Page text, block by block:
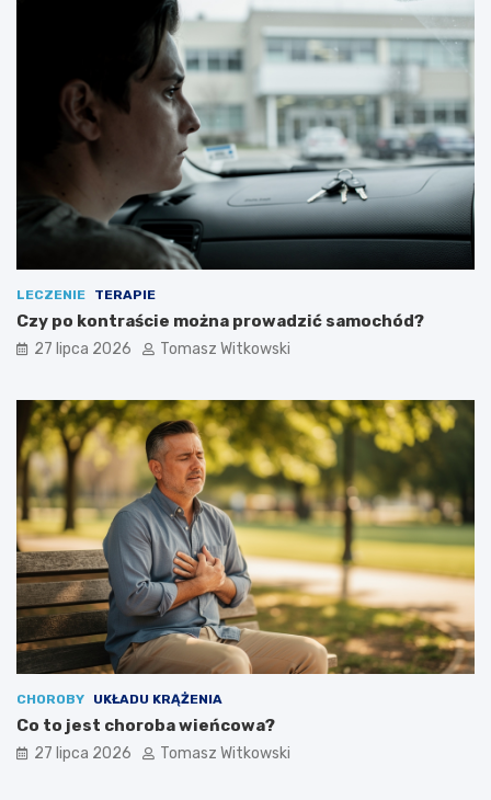
LECZENIE TERAPIE
Czy po kontraście można prowadzić samochód?
27 lipca 2026 Tomasz Witkowski
CHOROBY UKŁADU KRĄŻENIA
Co to jest choroba wieńcowa?
27 lipca 2026 Tomasz Witkowski